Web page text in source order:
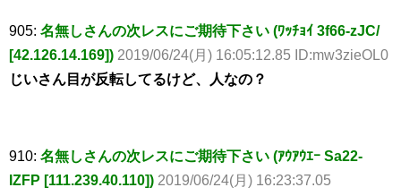
905: 名無しさんの次レスにご期待下さい (ﾜｯﾁｮｲ 3f66-zJC/
[42.126.14.169]) 2019/06/24(月) 16:05:12.85 ID:mw3zieOL0
じいさん目が反転してるけど、人なの？
910: 名無しさんの次レスにご期待下さい (ｱｳｱｳｴｰ Sa22-
IZFP [111.239.40.110]) 2019/06/24(月) 16:23:37.05